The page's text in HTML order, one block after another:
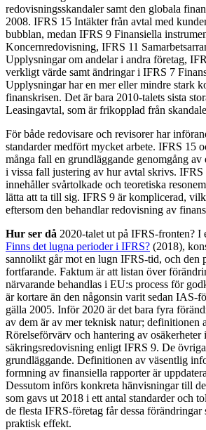
redovisningsskandaler samt den globala
2008. IFRS 15 Intäkter från avtal med
bubb­lan, medan IFRS 9 Finansiella
Koncernredovisning, IFRS 11
Upplysningar om andelar i andra företag,
verkligt värde samt ändringar i IFRS 7
Upplysningar har en mer eller mindre stark
finanskrisen. Det är bara 2010-talets sista
Lea­singavtal, som är frikopplad från
För både redovisare och revisorer har
standarder medfört mycket arbete. IFRS 15
många fall en grundläggande ge­nomgång av
i vissa fall juste­ring av hur avtal skrivs.
innehåller svårtolkade och teoretiska
lätta att ta till sig. IFRS 9 är komplicerad,
eftersom den behandlar redovisning av
Hur ser då 2020-talet ut på IFRS-fronten? I
Finns det lugna perioder i IFRS? (2018),
sannolikt går mot en lugn IFRS-tid, och den
fortfarande. Faktum är att listan över
närvarande behandlas i EU:s pro­cess för
är kortare än den någonsin varit sedan IAS-
gälla 2005. Inför 2020 är det bara fyra
av dem är av mer teknisk natur; definitionen
Rörelseförvärv och hantering av osäkerheter
säkringsredovisning enligt IFRS 9. De
grundläggande. Definitionen av väsentlig
formning av finansiella rapporter är
Dessutom införs konkreta hänvisningar till
som gavs ut 2018 i ett antal standarder och
de flesta IFRS-företag får dessa
praktisk effekt.